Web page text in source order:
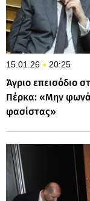
15.01.26 20:25
Άγριο επεισόδιο
Πέρκα: «Μην
φασίστας»